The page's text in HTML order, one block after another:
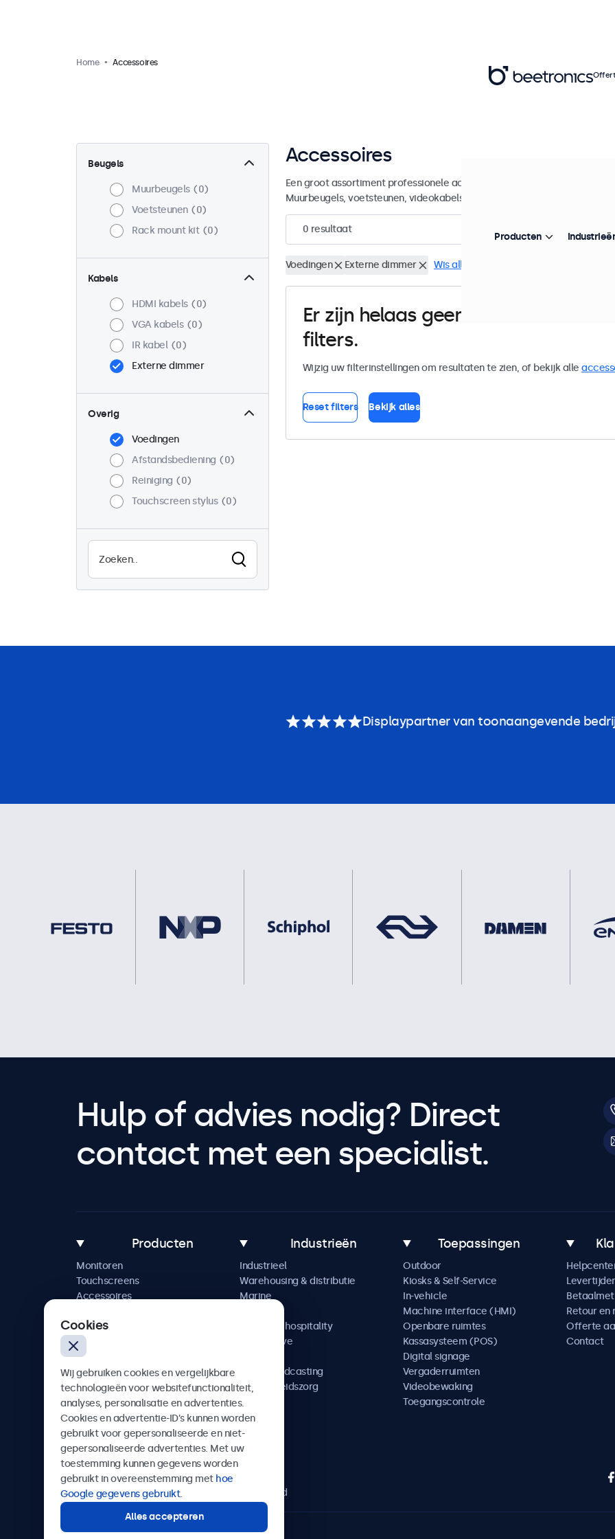
Home Accessoires
Beugels
Muurbeugels
0
Voetsteunen
0
Rack mount kit
0
Kabels
HDMI kabels
0
VGA kabels
0
IR kabel
0
Externe dimmer
Overig
Voedingen
Afstandsbediening
0
Reiniging
0
Touchscreen stylus
0
Accessoires
Een groot assortiment professionele accessoires en benodigdheden
Muurbeugels, voetsteunen, videokabels, dimmers, connectoren en meer.
0 resultaat
Voedingen Externe dimmer Wis alle filters
Er zijn helaas geen monitoren die
filters.
Wijzig uw filterinstellingen om resultaten te zien, of bekijk alle
Reset filters Bekijk alles
Producten
Displaypartner van toonaangevende
Hulp of advies nodig? Direct
contact met een specialist.
Producten
Monitoren
Touchscreens
Accessoires
Industrieën
Industrieel
Warehousing & distributie
Marine
Horeca & hospitality
Automotive
AV & Broadcasting
Gezondheidszorg
Toepassingen
Outdoor
Kiosks & Self-Service
In-vehicle
Machine interface (HMI)
Openbare ruimtes
Kassasysteem (POS)
Digital signage
Vergaderruimten
Videobewaking
Toegangscontrole
Retour en
Offerte
Contact
Beetronics
Bloemstraat 28, 1016LC Amsterdam, Nederland
Cookies
Wij gebruiken cookies en vergelijkbare
technologieën voor websitefunctionaliteit,
analyses, personalisatie en advertenties.
Cookies en advertentie-ID’s kunnen worden
gebruikt voor gepersonaliseerde en niet-
gepersonaliseerde advertenties. Met uw
toestemming kunnen gegevens worden
gebruikt in overeenstemming met hoe
Google gegevens gebruikt.
Alles accepteren